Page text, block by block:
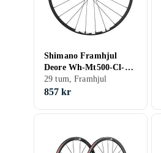
Shimano Framhjul
Deore Wh-Mt500-Cl-F
29" Cl Svart 29
29 tum, Framhjul
857 kr